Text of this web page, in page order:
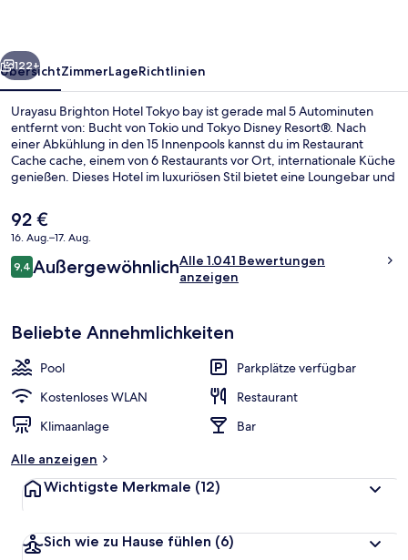
Außenbereich
Weiter
122+
ÜbersichtZimmerLageRichtlinien
Urayasu Brighton Hotel Tokyo bay ist gerade mal 5 Autominuten
entfernt von: Bucht von Tokio und Tokyo Disney Resort®. Nach
einer Abkühlung in den 15 Innenpools kannst du im Restaurant
Cache cache, einem von 6 Restaurants vor Ort, internationale Küche
genießen. Dieses Hotel im luxuriösen Stil bietet eine Loungebar und
hilfsbereite Personal und die Lage sehr gut.
Der
aktuelle
beträgt
92 €.
92 €
16. Aug.–17. Aug.
Bewertungen
9,49,4 von 10.
AußergewöhnlichAlle 1.041 Bewertungen
anzeigen
Beliebte Annehmlichkeiten
Pool
Parkplätze verfügbar
Kostenloses WLAN
Restaurant
Klimaanlage
Bar
Alle anzeigen
Wichtigste Merkmale (12)
Sich wie zu Hause fühlen (6)